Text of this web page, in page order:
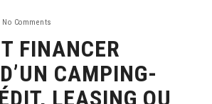
No Comments
FINANCER
CAMPING-
LEASING OU